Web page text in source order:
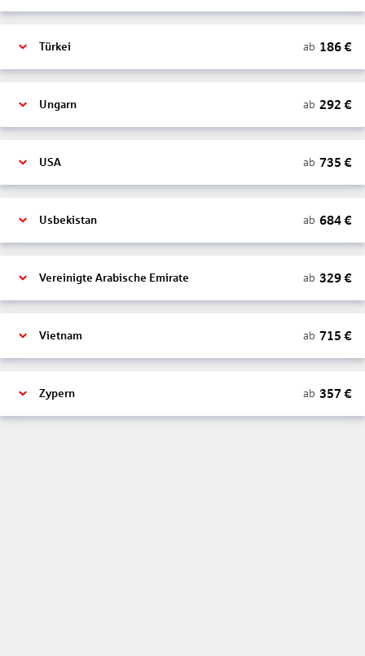
Türkei ab 186€
Ungarn ab 292 €
USA ab 735 €
Usbekistan ab 684€
Vereinigte Arabische Emirate ab 329€
Vietnam ab 715 €
Zypern ab 357 €